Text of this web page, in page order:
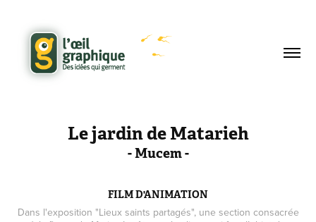
Le jardin de Matarieh
- Mucem -
FILM D'ANIMATION
Dans l'exposition "Lieux saints partagés", une section consacrée